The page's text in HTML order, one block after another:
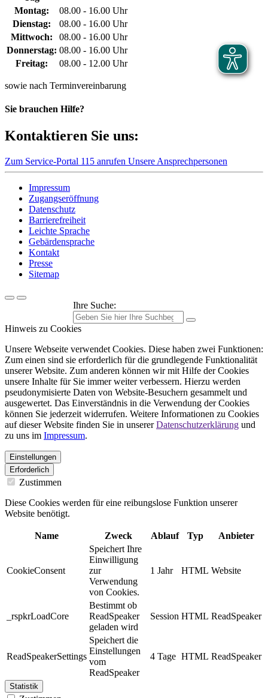
Montag:
08.00 - 16.00 Uhr
Dienstag:
08.00 - 16.00 Uhr
Mittwoch:
08.00 - 16.00 Uhr
Donnerstag: 08.00 - 16.00 Uhr
Freitag:
08.00 - 12.00 Uhr
sowie nach Terminvereinbarung
Sie brauchen Hilfe?
Kontaktieren Sie uns:
Zum Service-Portal 115 anrufen Unsere Ansprechpersonen
Impressum
Zugangseröffnung
Datenschutz
Barrierefreiheit
Leichte Sprache
Gebärdensprache
Kontakt
Presse
Sitemap
Ihre Suche:
Hinweis zu Cookies
Unsere Webseite verwendet Cookies. Diese haben zwei Funktionen:
Zum einen sind sie erforderlich für die grundlegende Funktionalität
unserer Website. Zum anderen können wir mit Hilfe der Cookies
unsere Inhalte für Sie immer weiter verbessern. Hierzu werden
pseudonymisierte Daten von Website-Besuchern gesammelt und
ausgewertet. Das Einverständnis in die Verwendung der Cookies
können Sie jederzeit widerrufen. Weitere Informationen zu Cookies
auf dieser Website finden Sie in unsererDatenschutzerklärung und
zu uns im Impressum.
Einstellungen
Erforderlich
Zustimmen
Diese Cookies werden für eine reibungslose Funktion unserer
Website benötigt.
Name Zweck Ablauf Typ Anbieter
CookieConsent
Speichert Ihre
Einwilligung
zur
Verwendung
von Cookies.
1 Jahr HTML Website
_rspkrLoadCore
Bestimmt ob
ReadSpeaker
geladen wird
Session HTML ReadSpeaker
ReadSpeakerSettings
Speichert die
Einstellungen
vom
ReadSpeaker
4 Tage HTML ReadSpeaker
Statistik